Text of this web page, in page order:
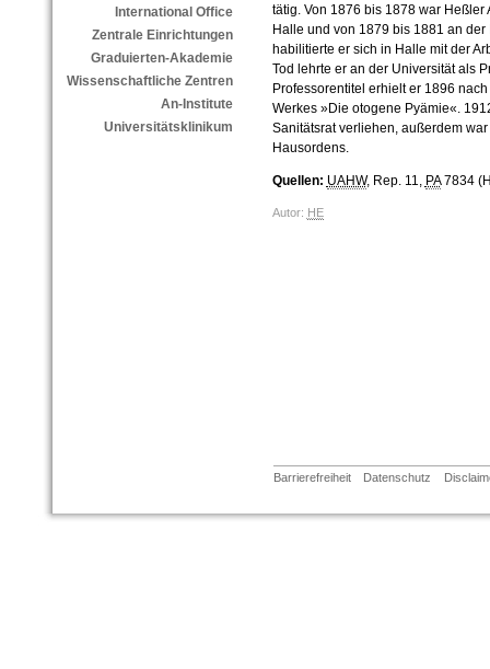
International Office
Zentrale Einrichtungen
Graduierten-Akademie
Wissenschaftliche Zentren
An-Institute
Universitätsklinikum
tätig. Von 1876 bis 1878 war
Halle und von 1879 bis 1881 an
habilitierte er sich in Halle mit der
Tod lehrte er an der Universität als
Professorentitel erhielt er 1896
Werkes »Die otogene Pyämie«.
Sanitätsrat verliehen, außerdem
Hausordens.
Quellen: UAHW, Rep. 11, PA7834
Autor: HE
Barrierefreiheit Datenschutz